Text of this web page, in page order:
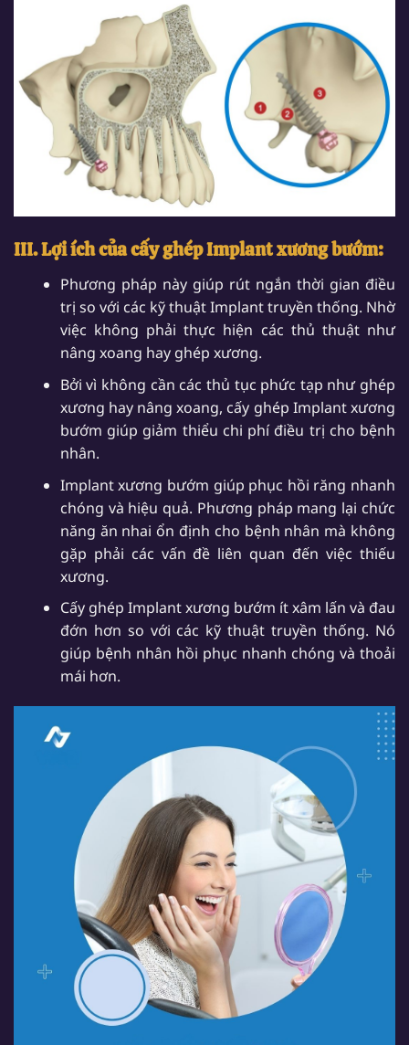
III. Lợi ích của cấy ghép Implant xương bướm:
Phương pháp này giúp rút ngắn thời gian điều
trị so với các kỹ thuật Implant truyền thống. Nhờ
việc không phải thực hiện các thủ thuật như
nâng xoang hay ghép xương.
Bởi vì không cần các thủ tục phức tạp như ghép
xương hay nâng xoang, cấy ghép Implant xương
bướm giúp giảm thiểu chi phí điều trị cho bệnh
nhân.
Implant xương bướm giúp phục hồi răng nhanh
chóng và hiệu quả. Phương pháp mang lại chức
năng ăn nhai ổn định cho bệnh nhân mà không
gặp phải các vấn đề liên quan đến việc thiếu
xương.
Cấy ghép Implant xương bướm ít xâm lấn và đau
đớn hơn so với các kỹ thuật truyền thống. Nó
giúp bệnh nhân hồi phục nhanh chóng và thoải
mái hơn.